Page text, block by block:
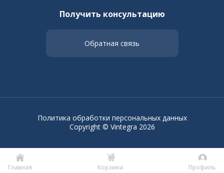
Главная Корзина Профиль
Получить консультацию
Обратная связь
Copyright © Vintegra 2026
Политика обработки персональных данных